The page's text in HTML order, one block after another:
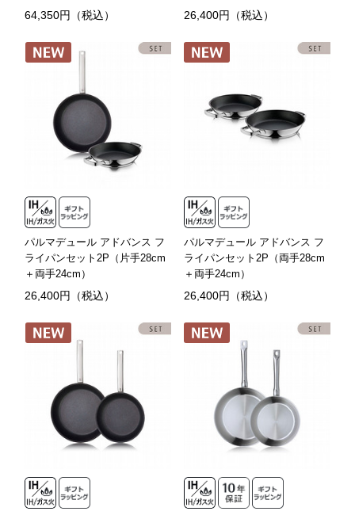
64,350円（税込） 26,400円（税込）
パルマデュール アドバンス フ
ライパンセット2P（片手28cm
＋両手24cm）
26,400円（税込）
パルマデュール アドバンス フ
ライパンセット2P（両手28cm
＋両手24cm）
26,400円（税込）